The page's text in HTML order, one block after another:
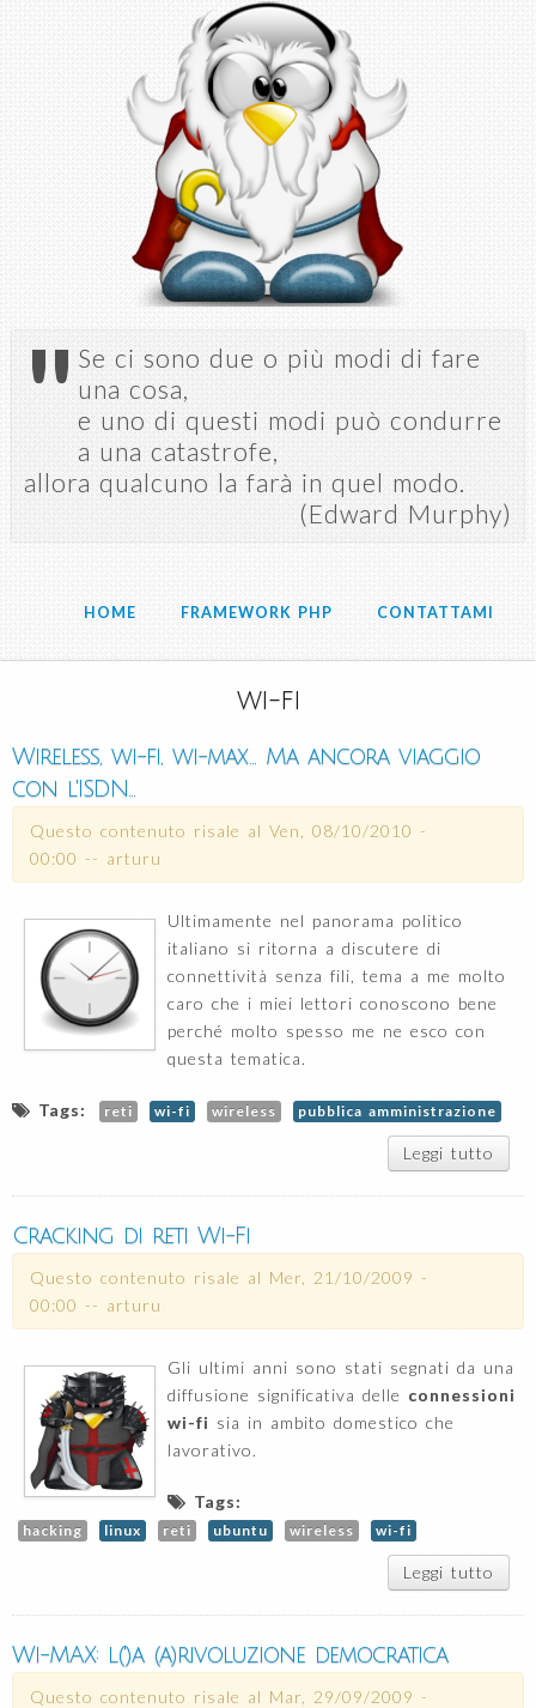
Salta al
contenuto
principale
" Se ci sono due o più modi di fare
una cosa,
e uno di questi modi può condurre
a una catastrofe,
allora qualcuno la farà in quel modo.
(Edward Murphy)
HOME FRAMEWORK PHP CONTATTAMI
wi-fi
Wireless, wi-fi, wi-max... Ma ancora viaggio
con l'ISDN...
Questo contenuto risale al Ven, 08/10/2010 -
00:00 -- arturu
Ultimamente nel panorama politico
italiano si ritorna a discutere di
connettività senza fili, tema a me molto
caro che i miei lettori conoscono bene
perché molto spesso me ne esco con
questa tematica.
Tags: reti wi-fi wireless pubblica amministrazione
Leggi tutto
wi-
Cracking di reti Wi-Fi
Questo contenuto risale al Mer, 21/10/2009 -
00:00 -- arturu
Gli ultimi anni sono stati segnati da una
diffusione significativa delle connessioni
wi-fi sia in ambito domestico che
lavorativo.
Tags:
hacking linux reti ubuntu wireless wi-fi
Leggi tutto
di
Wi-MAX: l(')a (a)rivoluzione democratica
Questo contenuto risale al Mar, 29/09/2009 -